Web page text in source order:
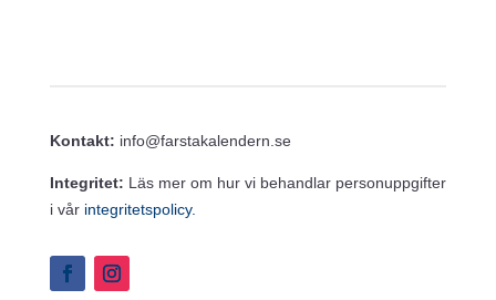
Kontakt: info@farstakalendern.se
Integritet: Läs mer om hur vi behandlar personuppgifter
i vår integritetspolicy.